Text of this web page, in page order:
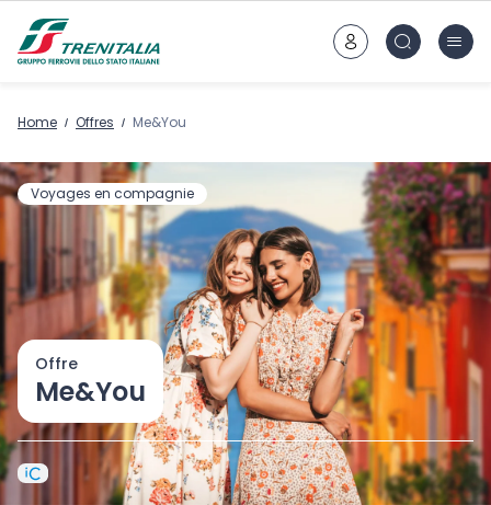
Home Offres Me&You
Voyages en compagnie
Offre
Me&You